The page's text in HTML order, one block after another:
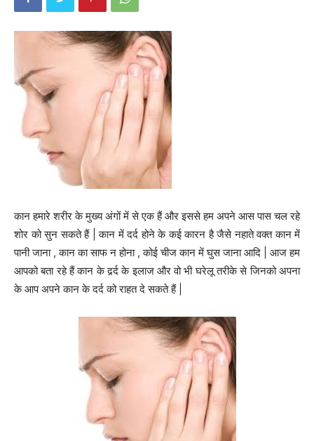
कान हमारे शरीर के मुख्य अंगों में से एक हैं और इससे हम अपने आस पास चल रहे
शोर को सुन सकते हैं | कान में दर्द होने के कई कारन है जैसे नहाते वक्त कान में
पानी जाना , कान का साफ न होना , कोई चीज कान में घुस जाना आदि | आज हम
आपको बता रहे हैं कान के दर्र्द के इलाज और वो भी घरेलू तरीके से जिनको अपना
के आप अपने कान के दर्द को राहत दे सकते हैं |